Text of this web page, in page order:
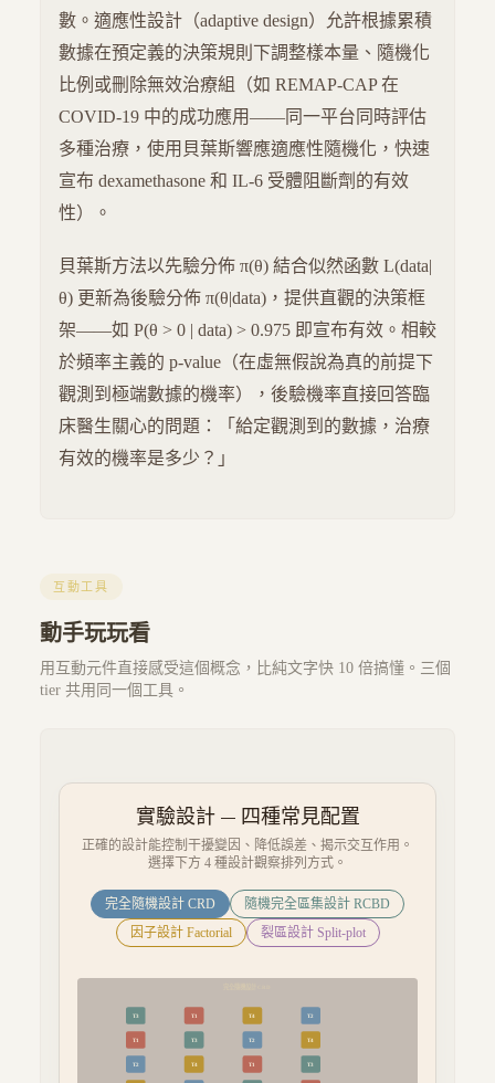
數。適應性設計（adaptive design）允許根據累積
數據在預定義的決策規則下調整樣本量、隨機化
比例或刪除無效治療組（如 REMAP-CAP 在
COVID-19 中的成功應用——同一平台同時評估
多種治療，使用貝葉斯響應適應性隨機化，快速
宣布 dexamethasone 和 IL-6 受體阻斷劑的有效
性）。
貝葉斯方法以先驗分佈 π(θ) 結合似然函數 L(data|
θ) 更新為後驗分佈 π(θ|data)，提供直觀的決策框
架——如 P(θ > 0 | data) > 0.975 即宣布有效。相較
於頻率主義的 p-value（在虛無假說為真的前提下
觀測到極端數據的機率），後驗機率直接回答臨
床醫生關心的問題：「給定觀測到的數據，治療
有效的機率是多少？」
互動工具
動手玩玩看
用互動元件直接感受這個概念，比純文字快 10 倍搞懂。三個
tier 共用同一個工具。
實驗設計 — 四種常見配置
正確的設計能控制干擾變因、降低誤差、揭示交互作用。
選擇下方 4 種設計觀察排列方式。
完全隨機設計 CRD
隨機完全區集設計 RCBD
因子設計 Factorial
裂區設計 Split-plot
T3 T1 T4 T2
T1 T3 T2 T4
T2 T4 T1 T3